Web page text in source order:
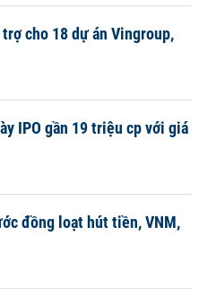
cho 18 dự án Vingroup,
IPO gần 19 triệu cp với giá
đồng loạt hút tiền, VNM,